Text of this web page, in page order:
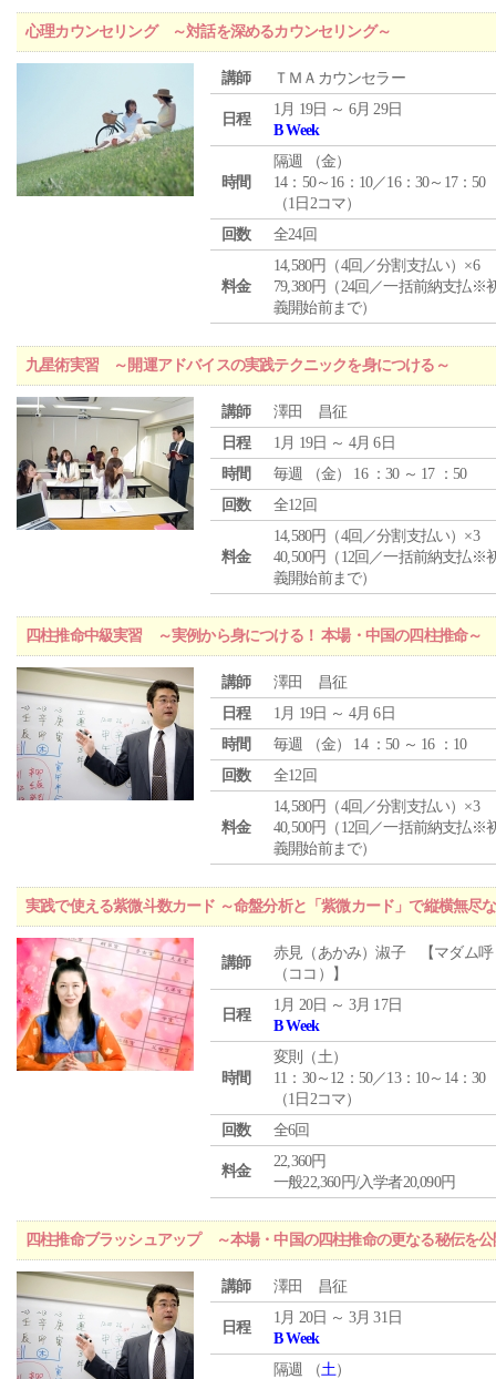
心理カウンセリング ～対話を深めるカウンセリング～
講師 ＴＭＡカウンセラー
日程
1月 19日 ～ 6月 29日
B Week
時間
隔週 （金）
14：50～16：10／16：30～17：50
（1日2コマ）
回数
全24回
料金
14,580円（4回／分割支払い）×6
79,380円（24回／一括前納支払※
義開始前まで）
九星術実習 ～開運アドバイスの実践テクニックを身につける～
講師
澤田 昌征
日程
1月 19日 ～ 4月 6日
時間
毎週 （金） 16 ：30 ～ 17 ：50
回数
全12回
料金
14,580円（4回／分割支払い）×3
40,500円（12回／一括前納支払※
義開始前まで）
四柱推命中級実習 ～実例から身につける！ 本場・中国の四柱推命～
講師
澤田 昌征
日程
1月 19日 ～ 4月 6日
時間
毎週 （金） 14 ：50 ～ 16 ：10
回数
全12回
料金
14,580円（4回／分割支払い）×3
40,500円（12回／一括前納支払※
義開始前まで）
実践で使える紫微斗数カード ～命盤分析と「紫微カード」で縦横無尽
講師
赤見（あかみ）淑子 【マダム呼
（ココ）】
日程
1月 20日 ～ 3月 17日
B Week
時間
変則（土）
11：30～12：50／13：10～14：30
（1日2コマ）
回数
全6回
料金
22,360円
一般22,360円/入学者20,090円
四柱推命ブラッシュアップ ～本場・中国の四柱推命の更なる秘伝を
講師 澤田 昌征
日程
1月 20日 ～ 3月 31日
B Week
隔週 （土）